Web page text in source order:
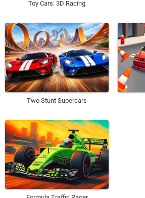
Toy Cars: 3D Racing
Two Stunt Supercars